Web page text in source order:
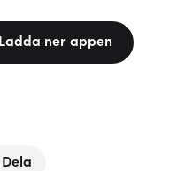
Ladda ner appen
Dela